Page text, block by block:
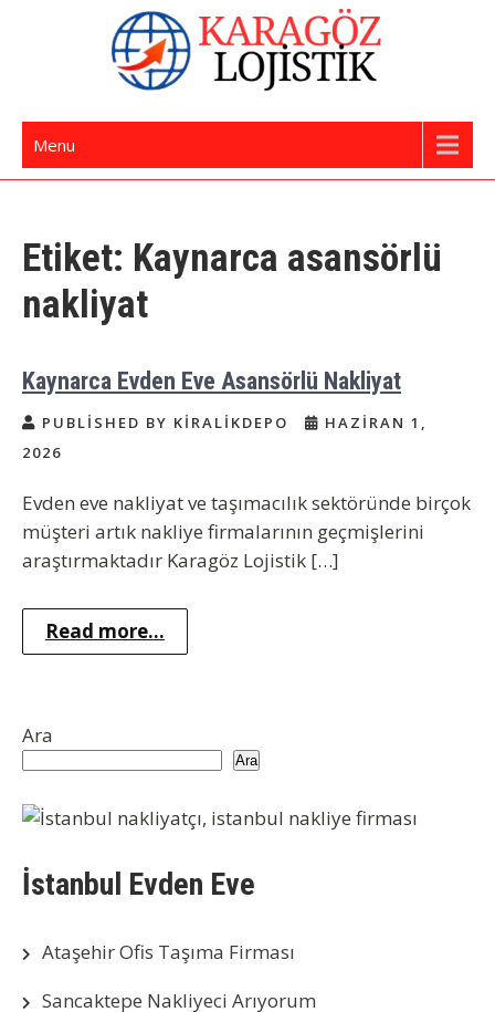
İstanbul Evden Eve Nakliye | İstanbul
Nakliyat
Menu
Etiket: Kaynarca asansörlü
nakliyat
Kaynarca Evden Eve Asansörlü Nakliyat
PUBLISHED BY KIRALIKDEPO
HAZIRAN 1,
2026
Evden eve nakliyat ve taşımacılık sektöründe birçok
müşteri artık nakliye firmalarının geçmişlerini
araştırmaktadır Karagöz Lojistik […]
Read more...
Ara
Ara
İstanbul Evden Eve
Ataşehir Ofis Taşıma Firması
Sancaktepe Nakliyeci Arıyorum